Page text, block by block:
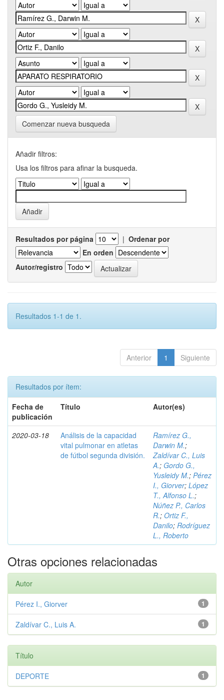
Comenzar nueva busqueda
Añadir filtros:
Usa los filtros para afinar la busqueda.
Resultados por página | Ordenar por
En orden
Autor/registro
Resultados 1-1 de 1.
Anterior 1 Siguiente
Resultados por ítem:
Fecha de
publicación
Título Autor(es)
2020-03-18
Análisis de la capacidad
vital pulmonar en atletas
de fútbol segunda división.
Ramírez G.,
Darwin M.;
Zaldívar C., Luis
A.; Gordo G.,
Yusleidy M.; Pérez
I., Giorver; López
T., Alfonso L.;
Núñez P., Carlos
R.; Ortiz F.,
Danilo; Rodríguez
L., Roberto
Otras opciones relacionadas
Autor
1
Pérez I., Giorver
1
Zaldívar C., Luis A.
Título
1
DEPORTE